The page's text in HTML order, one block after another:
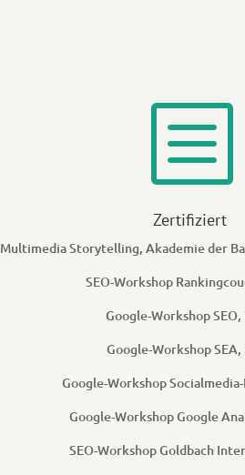
b
Zertifiziert
Multimedia Storytelling, Akademie der
SEO-Workshop
Google-Workshop SEO,
Google-Workshop SEA,
Google-Workshop
Google-Workshop Google
SEO-Workshop Goldbach